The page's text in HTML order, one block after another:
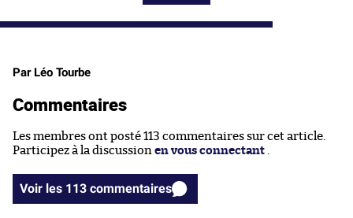
Par Léo Tourbe
Commentaires
Les membres ont posté 113 commentaires sur cet article.
Participez à la discussion en vous connectant
Voir les 113 commentaires